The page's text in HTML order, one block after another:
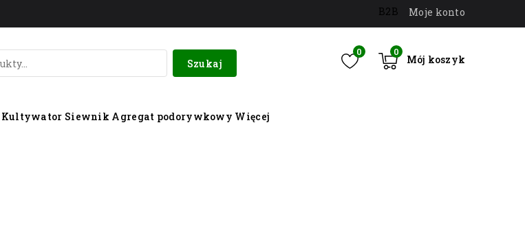
B2B Moje konto
0
Mój koszyk
0
Szukaj
Kultywator Siewnik Agregat podorywkowy Więcej